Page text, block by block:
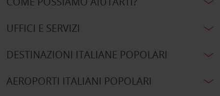
UFFICI E SERVIZI
DESTINAZIONI ITALIANE POPOLARI
AEROPORTI ITALIANI POPOLARI